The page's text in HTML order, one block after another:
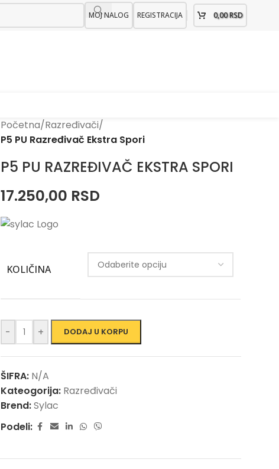
MOJ NALOG REGISTRACIJA 0,00RSD
Početna/Razređivači/
P5 PU Razređivač Ekstra Spori
P5 PU RAZREĐIVAČ EKSTRA SPORI
17.250,00 RSD
KOLIČINA
- + DODAJ U KORPU
ŠIFRA: N/A
Kateogorija: Razređivači
Brend:Sylac
Podeli: